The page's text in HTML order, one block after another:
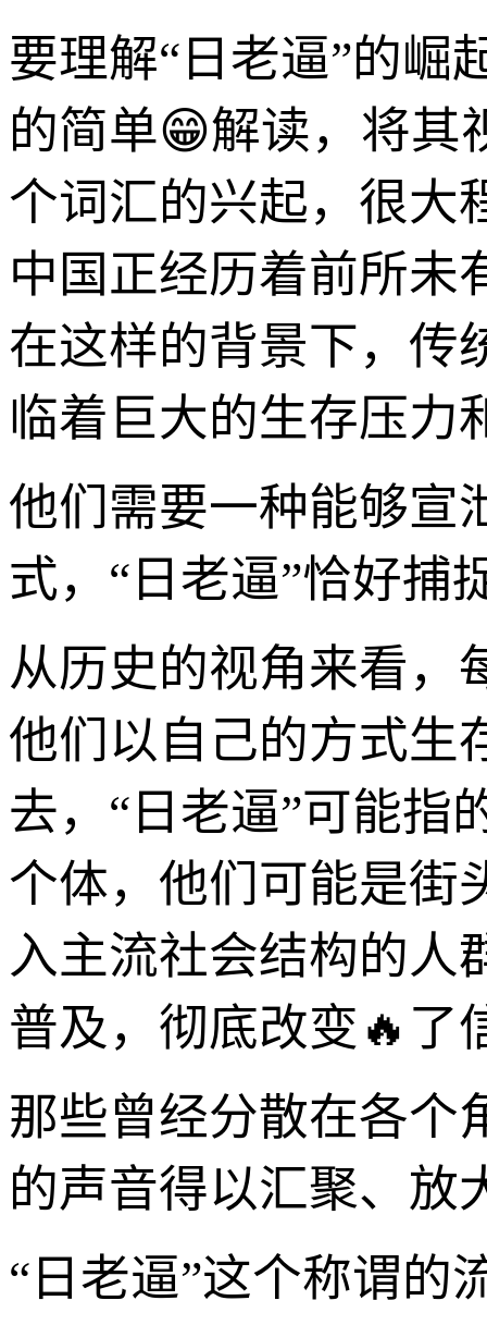
要理解“日老逼”的崛
的简单😁解读，将其
个词汇的兴起，很大
中国正经历着前所未
在这样的背景下，传
临着巨大的生存压力
他们需要一种能够宣
式，“日老逼”恰好捕
从历史的视角来看，
他们以自己的方式生
去，“日老逼”可能指
个体，他们可能是街
入主流社会结构的人
普及，彻底改变🔥了
那些曾经分散在各个
的声音得以汇聚、放
“日老逼”这个称谓的